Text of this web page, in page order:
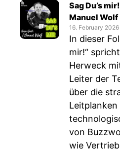
Sag Du’s
Manuel Wolf
16. February 2026
In dieser
mir!“
Herweck
Leiter der
über die
Leitplanken
von
wie